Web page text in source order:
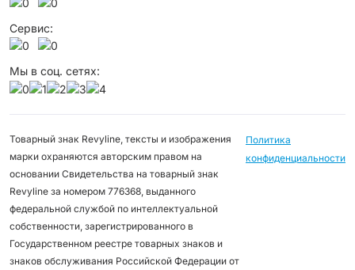
Сервис:
Мы в соц. сетях:
Товарный знак Revyline, тексты и изображения
марки охраняются авторским правом на
основании Свидетельства на товарный знак
Revyline за номером 776368, выданного
федеральной службой по интеллектуальной
собственности, зарегистрированного в
Государственном реестре товарных знаков и
знаков обслуживания Российской Федерации от
Политика
конфиденциальности